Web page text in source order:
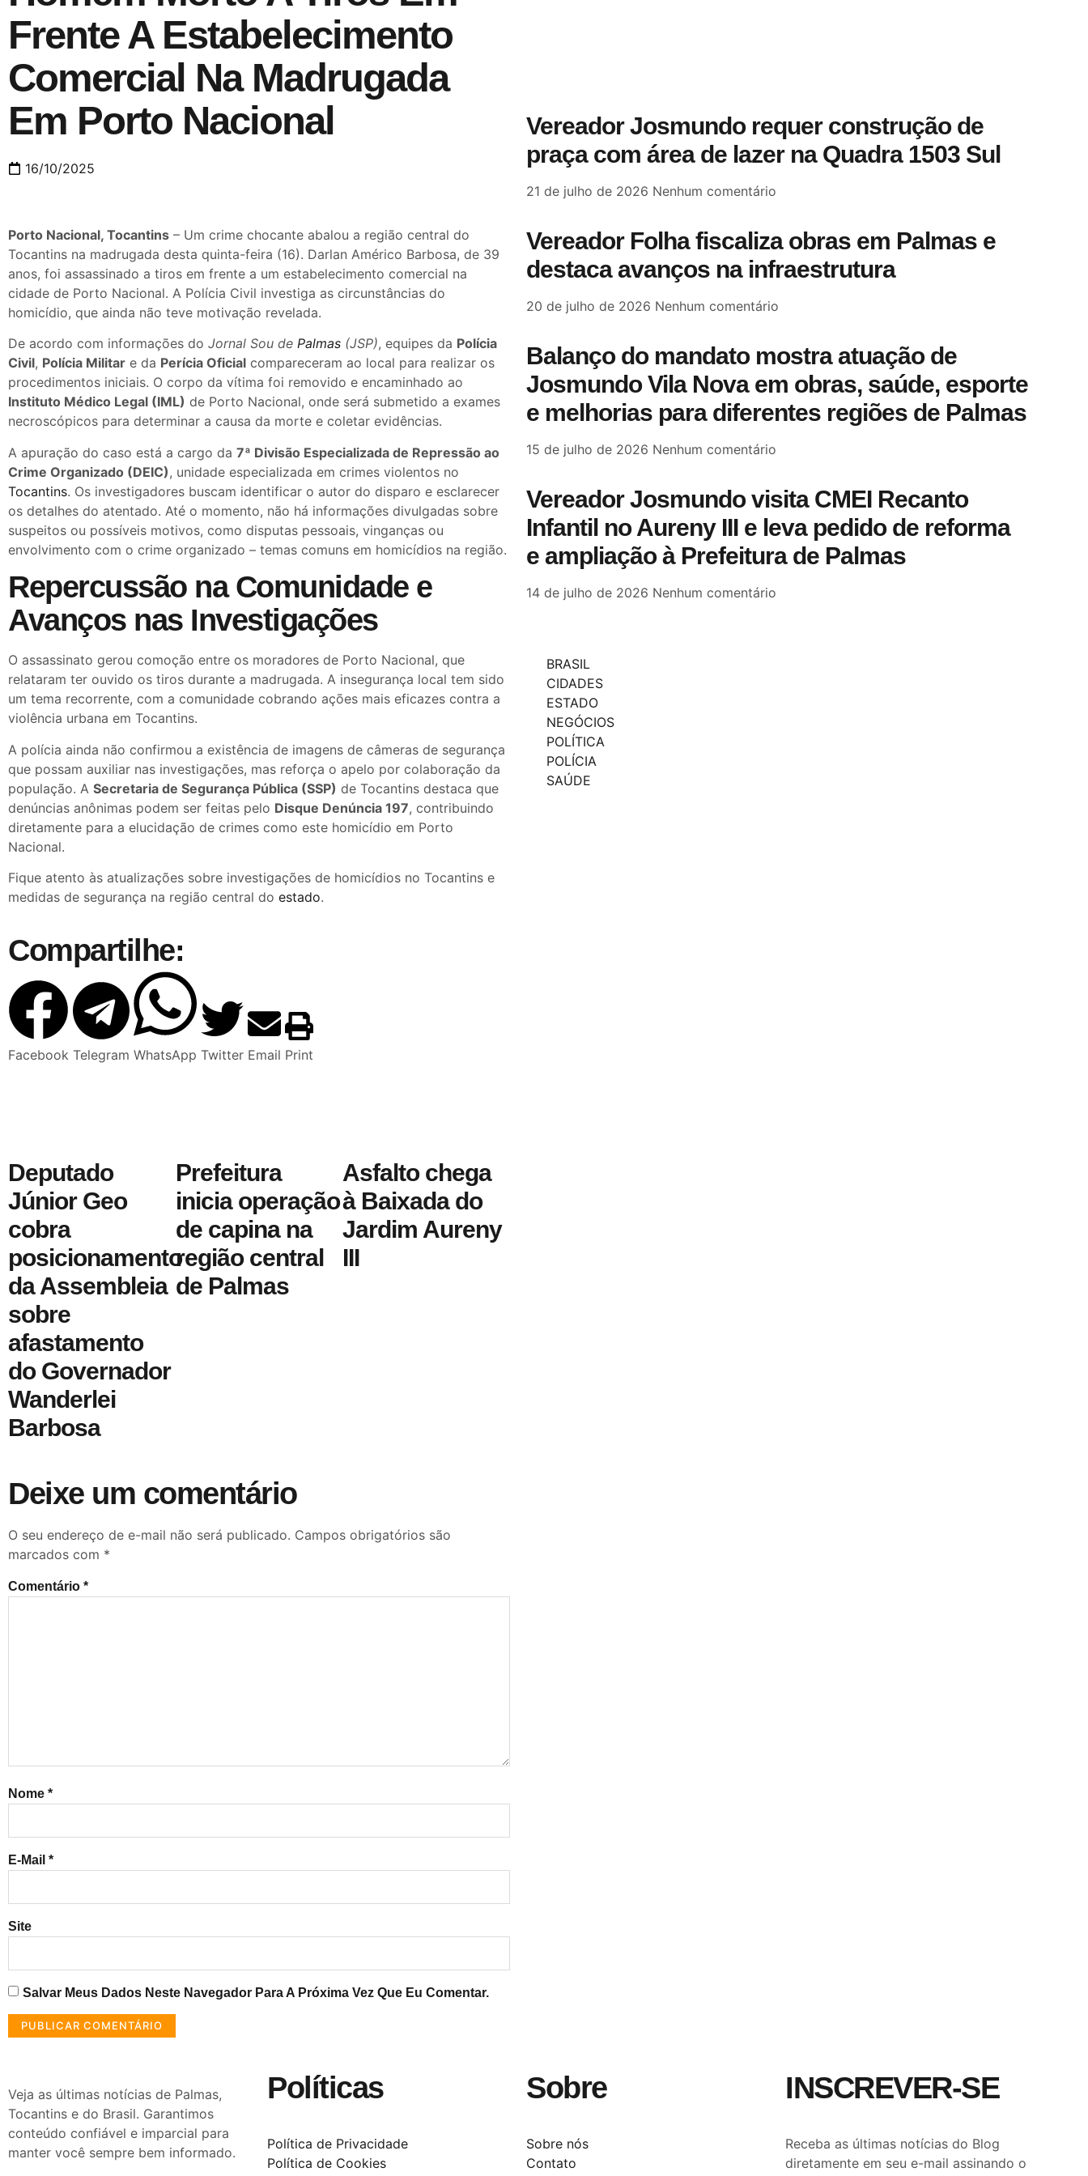
Frente A Estabelecimento
Comercial Na Madrugada
Em Porto Nacional
16/10/2025
Porto Nacional, Tocantins – Um crime chocante abalou a região central do
Tocantins na madrugada desta quinta-feira (16). Darlan Américo Barbosa, de 39
anos, foi assassinado a tiros em frente a um estabelecimento comercial na
cidade de Porto Nacional. A Polícia Civil investiga as circunstâncias do
homicídio, que ainda não teve motivação revelada.
De acordo com informações do Jornal Sou de Palmas (JSP), equipes da Polícia
Civil, Polícia Militar e da Perícia Oficial compareceram ao local para realizar os
procedimentos iniciais. O corpo da vítima foi removido e encaminhado ao
Instituto Médico Legal (IML) de Porto Nacional, onde será submetido a exames
necroscópicos para determinar a causa da morte e coletar evidências.
A apuração do caso está a cargo da 7ª Divisão Especializada de Repressão ao
Crime Organizado (DEIC), unidade especializada em crimes violentos no
Tocantins. Os investigadores buscam identificar o autor do disparo e esclarecer
os detalhes do atentado. Até o momento, não há informações divulgadas sobre
suspeitos ou possíveis motivos, como disputas pessoais, vinganças ou
envolvimento com o crime organizado – temas comuns em homicídios na região.
Repercussão na Comunidade e
Avanços nas Investigações
O assassinato gerou comoção entre os moradores de Porto Nacional, que
relataram ter ouvido os tiros durante a madrugada. A insegurança local tem sido
um tema recorrente, com a comunidade cobrando ações mais eficazes contra a
violência urbana em Tocantins.
A polícia ainda não confirmou a existência de imagens de câmeras de segurança
que possam auxiliar nas investigações, mas reforça o apelo por colaboração da
população. A Secretaria de Segurança Pública (SSP) de Tocantins destaca que
denúncias anônimas podem ser feitas pelo Disque Denúncia 197, contribuindo
diretamente para a elucidação de crimes como este homicídio em Porto
Nacional.
Fique atento às atualizações sobre investigações de homicídios no Tocantins e
medidas de segurança na região central do estado.
Compartilhe:
Facebook Telegram WhatsApp Twitter Email Print
Deputado
Júnior Geo
cobra
posicionamento
da Assembleia
sobre
afastamento
do Governador
Wanderlei
Barbosa
Prefeitura
inicia operação
de capina na
região central
de Palmas
Asfalto chega
à Baixada do
Jardim Aureny
III
Deixe um comentário
O seu endereço de e-mail não será publicado. Campos obrigatórios são
marcados com *
Comentário *
Nome *
E-Mail *
Site
Salvar Meus Dados Neste Navegador Para A Próxima Vez Que Eu Comentar.
Vereador Josmundo requer construção de
praça com área de lazer na Quadra 1503 Sul
21 de julho de 2026 Nenhum comentário
Vereador Folha fiscaliza obras em Palmas e
destaca avanços na infraestrutura
20 de julho de 2026 Nenhum comentário
Balanço do mandato mostra atuação de
Josmundo Vila Nova em obras, saúde, esporte
e melhorias para diferentes regiões de Palmas
15 de julho de 2026 Nenhum comentário
Vereador Josmundo visita CMEI Recanto
Infantil no Aureny III e leva pedido de reforma
e ampliação à Prefeitura de Palmas
14 de julho de 2026 Nenhum comentário
BRASIL
CIDADES
ESTADO
NEGÓCIOS
POLÍTICA
POLÍCIA
SAÚDE
Veja as últimas notícias de Palmas,
Tocantins e do Brasil. Garantimos
conteúdo confiável e imparcial para
manter você sempre bem informado.
Políticas
Política de Privacidade
Política de Cookies
Sobre
Sobre nós
Contato
INSCREVER-SE
Receba as últimas notícias do Blog
diretamente em seu e-mail assinando o